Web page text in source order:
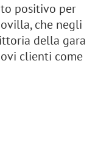
positivo per
che negli
della gara
clienti come